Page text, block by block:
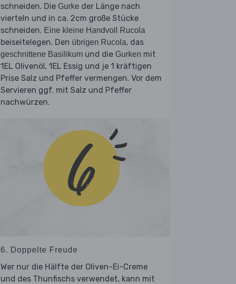
schneiden. Die Gurke der Länge nach
vierteln und in ca. 2cm große Stücke
schneiden. Eine kleine Handvoll Rucola
beiseitelegen. Den übrigen Rucola, das
geschnittene Basilikum und die Gurken mit
1EL Olivenöl, 1EL Essig und je 1 kräftigen
Prise Salz und Pfeffer vermengen. Vor dem
Servieren ggf. mit Salz und Pfeffer
nachwürzen.
6. Doppelte Freude
Wer nur die Hälfte der Oliven-Ei-Creme
und des Thunfischs verwendet, kann mit